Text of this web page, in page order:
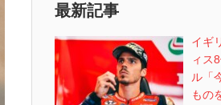
最新記事
イギ
ィス
ル「
もの